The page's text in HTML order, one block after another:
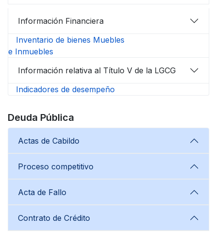
Información Financiera
Inventario de bienes Muebles
e Inmuebles
Información relativa al Título V de la LGCG
Indicadores de desempeño
Deuda Pública
Actas de Cabildo
Proceso competitivo
Acta de Fallo
Contrato de Crédito